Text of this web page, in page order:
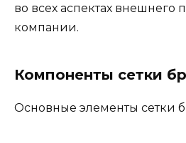
во всех аспектах внешнего
компании.
Компоненты сетки
Основные элементы сетки